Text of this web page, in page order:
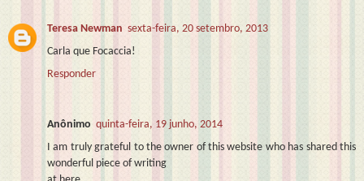
Teresa Newman sexta-feira, 20 setembro, 2013
Carla que Focaccia!
Responder
Anônimo quinta-feira, 19 junho, 2014
I am truly grateful to the owner of this website who has shared this
wonderful piece of writing